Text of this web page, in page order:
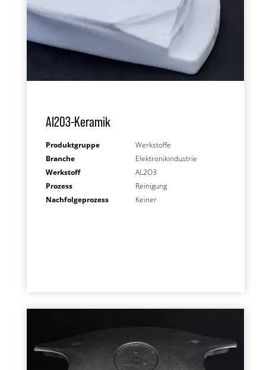
AI203-Keramik
Produktgruppe
Werkstoffe
Branche
Elektronikindustrie
Werkstoff
AL2O3
Prozess
Reinigung
Nachfolgeprozess
Keiner